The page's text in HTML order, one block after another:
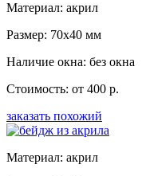
Материал: акрил
Размер: 70x40 мм
Наличие окна: без окна
Стоимость: от 400 р.
заказать похожий
Материал: акрил